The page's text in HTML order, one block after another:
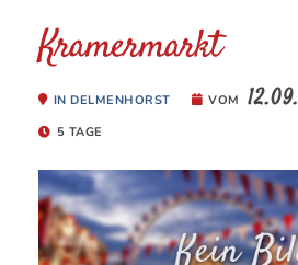
Kramermarkt
IN DELMENHORST VOM 12.09.
5 TAGE